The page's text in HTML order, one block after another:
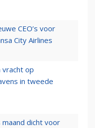
CEO’s voor
City Airlines
vracht op
in tweede
maand dicht voor